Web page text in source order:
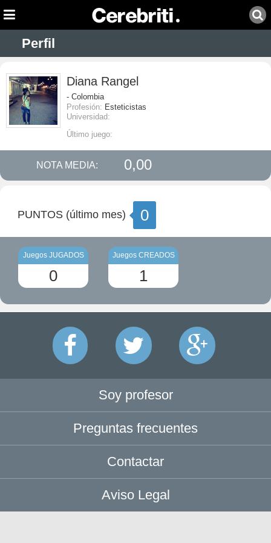
Perfil
Diana Rangel
- Colombia
Profesión: Esteticistas
Universidad:
Último juego:
NOTA MEDIA: 0,00
PUNTOS (último mes) 0
Juegos JUGADOS
0
Juegos CREADOS
1
Soy profesor
Preguntas frecuentes
Contactar
Aviso Legal